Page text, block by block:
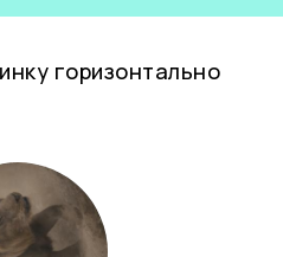
горизонтально